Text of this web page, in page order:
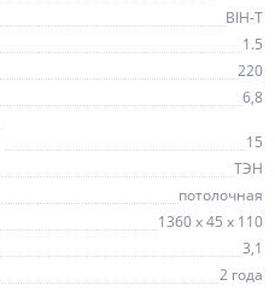
BIH-Т
1.5
220
6,8
15
ТЭН
потолочная
1360 х 45 х 110
3,1
2 года